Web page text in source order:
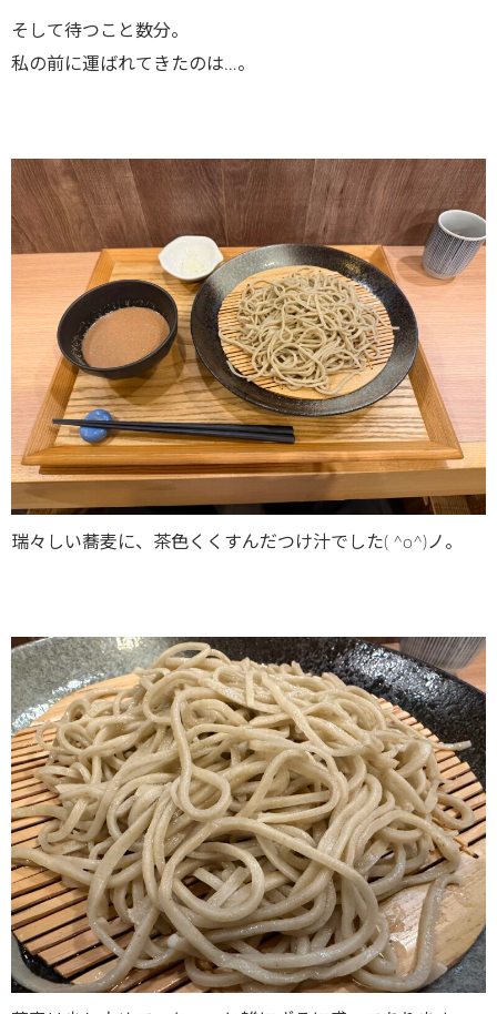
そして待つこと数分。
私の前に運ばれてきたのは…。
瑞々しい蕎麦に、茶色くくすんだつけ汁でした( ^o^)ノ。